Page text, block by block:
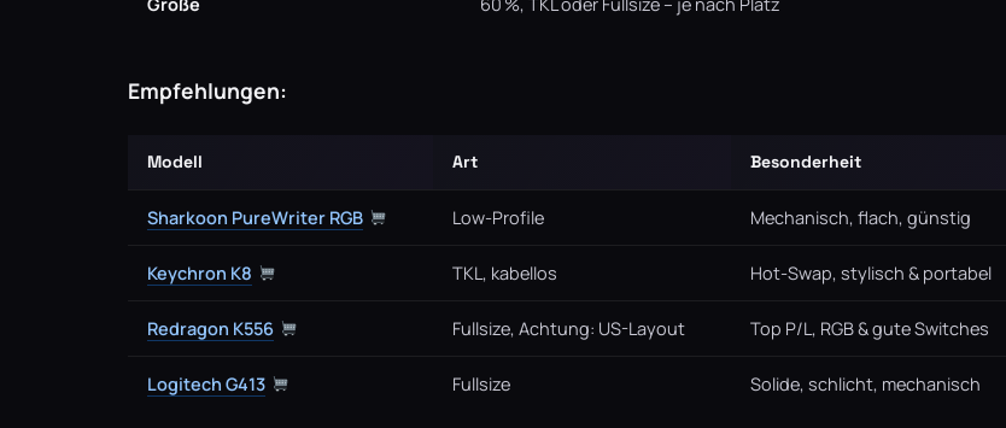
Empfehlungen:
Modell Art Besonderheit
Sharkoon PureWriter RGB Low-Profile Mechanisch, flach, günstig
Keychron K8 TKL, kabellos Hot-Swap, stylisch & portabel
Redragon K556 Fullsize, Achtung: US-Layout Top P/L, RGB & gute Switches
Logitech G413 Fullsize Solide, schlicht, mechanisch